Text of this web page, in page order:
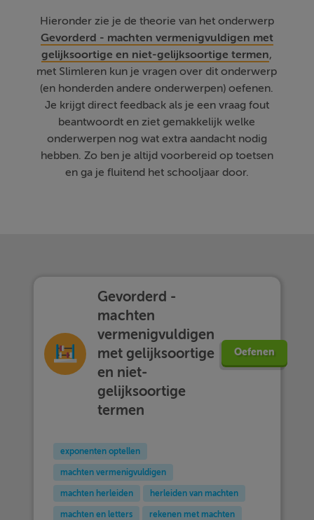
Hieronder zie je de theorie van het onderwerp
Gevorderd - machten vermenigvuldigen met
gelijksoortige en niet-gelijksoortige termen,
met Slimleren kun je vragen over dit onderwerp
(en honderden andere onderwerpen) oefenen.
Je krijgt direct feedback als je een vraag fout
beantwoordt en ziet gemakkelijk welke
onderwerpen nog wat extra aandacht nodig
hebben. Zo ben je altijd voorbereid op toetsen
en ga je fluitend het schooljaar door.
Gevorderd -
machten
vermenigvuldigen
met gelijksoortige
en niet-
gelijksoortige
termen
Oefenen
exponenten optellen
machten vermenigvuldigen
machten herleiden herleiden van machten
machten en letters rekenen met machten